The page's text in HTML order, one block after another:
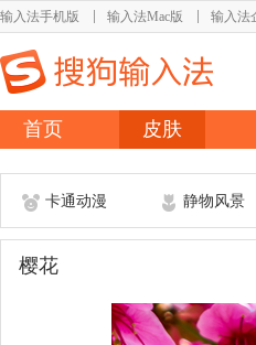
输入法手机版 输入法Mac版 输入法
首页 皮肤
卡通动漫 静物风景
樱花